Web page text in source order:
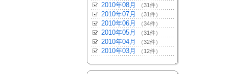
2010年08月 （31件）
2010年07月 （31件）
2010年06月 （34件）
2010年05月 （31件）
2010年04月 （32件）
2010年03月 （12件）